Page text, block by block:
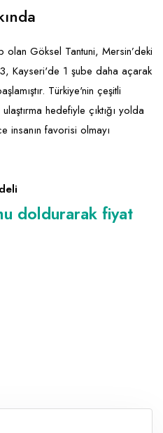
Tercüme
olan Göksel Tantuni, Mersin’deki
Kayseri'de 1 şube daha açarak
Türkiye'nin çeşitli
hedefiyle çıktığı yolda
insanın favorisi olmayı
doldurarak fiyat